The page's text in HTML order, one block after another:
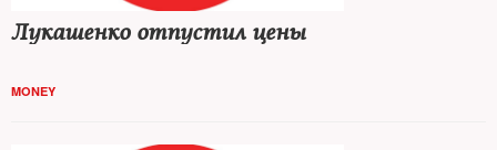
Лукашенко отпустил цены
MONEY